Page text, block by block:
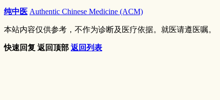
纯中医 Authentic Chinese Medicine (ACM)
本站内容仅供参考，不作为诊断及医疗依据。就医请遵医嘱。
快速回复 返回顶部 返回列表